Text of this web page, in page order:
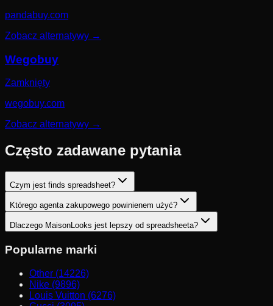
pandabuy.com
Zobacz alternatywy →
Wegobuy
Zamknięty
wegobuy.com
Zobacz alternatywy →
Często zadawane pytania
Czym jest finds spreadsheet?
Którego agenta zakupowego powinienem użyć?
Dlaczego MaisonLooks jest lepszy od spreadsheeta?
Popularne marki
Other (14226)
Nike (9896)
Louis Vuitton (6276)